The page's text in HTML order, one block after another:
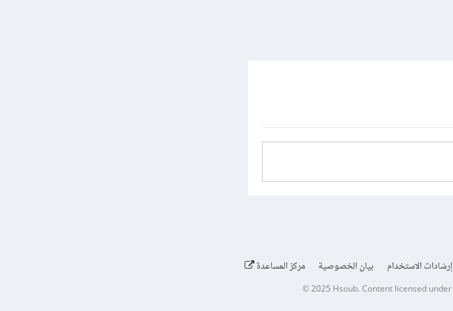
إرشادات الاستخدام بيان الخصوصية مركز المساعدة
© 2025 Hsoub.Content licensed under